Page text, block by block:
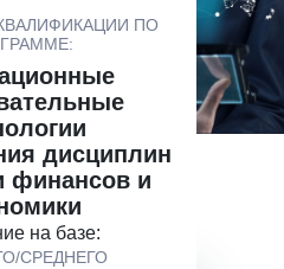
ПО
дисциплин
финансов и
на базе:
СРЕДНЕГО